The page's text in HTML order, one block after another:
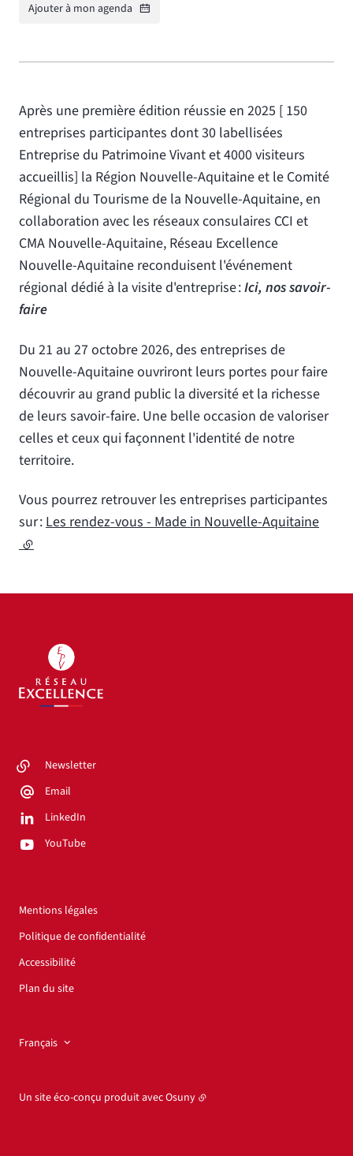
Ajouter à mon agenda
Après une première édition réussie en 2025 [ 150
entreprises participantes dont 30 labellisées
Entreprise du Patrimoine Vivant et 4000 visiteurs
accueillis] la Région Nouvelle-Aquitaine et le Comité
Régional du Tourisme de la Nouvelle-Aquitaine, en
collaboration avec les réseaux consulaires CCI et
CMA Nouvelle-Aquitaine, Réseau Excellence
Nouvelle-Aquitaine reconduisent l'événement
régional dédié à la visite d'entreprise :Ici, nos savoir-
faire
Du 21 au 27 octobre 2026, des entreprises de
Nouvelle-Aquitaine ouvriront leurs portes pour faire
découvrir au grand public la diversité et la richesse
de leurs savoir-faire. Une belle occasion de valoriser
celles et ceux qui façonnent l'identité de notre
territoire.
Vous pourrez retrouver les entreprises participantes
sur :Les rendez-vous - Made in Nouvelle-Aquitaine
(lien externe)
Newsletter
Email
LinkedIn
YouTube
Mentions légales
Politique de confidentialité
Accessibilité
Plan du site
Français
Un site éco-conçu produit avecOsuny